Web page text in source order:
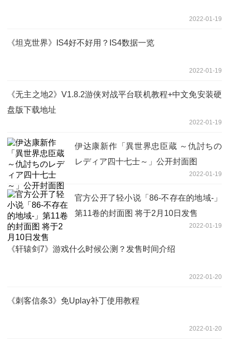
2022-01-19
《坦克世界》IS4好不好用？IS4数据一览
2022-01-19
《无主之地2》V1.8.2游侠对战平台联机教程+中文免安装硬
盘版下载地址
2022-01-19
伊达康新作「異世界忠臣蔵 ～仇討ちの
レディア四十七士～」公开封面图
2022-01-19
官方公开了轻小说「86-不存在的地域-」
第11卷的封面图 将于2月10日发售
2022-01-19
《轩辕剑7》游戏什么时候公测？发售时间介绍
2022-01-20
《刺客信条3》免Uplay补丁使用教程
2022-01-20